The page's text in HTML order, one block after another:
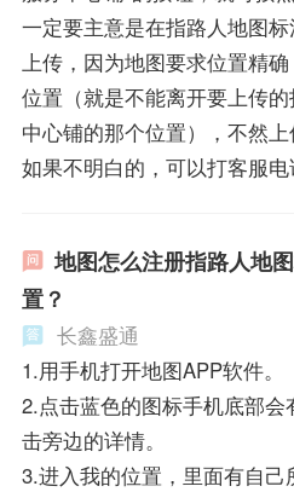
一定要主意是在指路人地图
上传，因为地图要求位置精
位置（就是不能离开要上传
中心铺的那个位置），不然上
如果不明白的，可以打客服电
地图怎么注册指路人地
置？
长鑫盛通
1.用手机打开地图APP软件。
2.点击蓝色的图标手机底部
击旁边的详情。
3.进入我的位置，里面有自己